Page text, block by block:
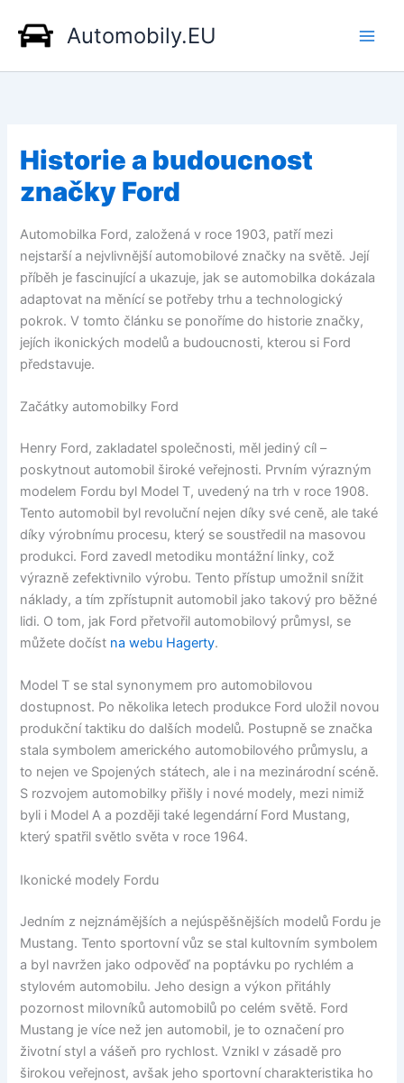
obsah
Automobily.EU
Historie a budoucnost
značky Ford
Automobilka Ford, založená v roce 1903, patří mezi
nejstarší a nejvlivnější automobilové značky na světě. Její
příběh je fascinující a ukazuje, jak se automobilka dokázala
adaptovat na měnící se potřeby trhu a technologický
pokrok. V tomto článku se ponoříme do historie značky,
jejích ikonických modelů a budoucnosti, kterou si Ford
představuje.
Začátky automobilky Ford
Henry Ford, zakladatel společnosti, měl jediný cíl –
poskytnout automobil široké veřejnosti. Prvním výrazným
modelem Fordu byl Model T, uvedený na trh v roce 1908.
Tento automobil byl revoluční nejen díky své ceně, ale také
díky výrobnímu procesu, který se soustředil na masovou
produkci. Ford zavedl metodiku montážní linky, což
výrazně zefektivnilo výrobu. Tento přístup umožnil snížit
náklady, a tím zpřístupnit automobil jako takový pro běžné
lidi. O tom, jak Ford přetvořil automobilový průmysl, se
můžete dočíst na webu Hagerty.
Model T se stal synonymem pro automobilovou
dostupnost. Po několika letech produkce Ford uložil novou
produkční taktiku do dalších modelů. Postupně se značka
stala symbolem amerického automobilového průmyslu, a
to nejen ve Spojených státech, ale i na mezinárodní scéně.
S rozvojem automobilky přišly i nové modely, mezi nimiž
byli i Model A a později také legendární Ford Mustang,
který spatřil světlo světa v roce 1964.
Ikonické modely Fordu
Jedním z nejznámějších a nejúspěšnějších modelů Fordu je
Mustang. Tento sportovní vůz se stal kultovním symbolem
a byl navržen jako odpověď na poptávku po rychlém a
stylovém automobilu. Jeho design a výkon přitáhly
pozornost milovníků automobilů po celém světě. Ford
Mustang je více než jen automobil, je to označení pro
životní styl a vášeň pro rychlost. Vznikl v zásadě pro
širokou veřejnost, avšak jeho sportovní charakteristika ho